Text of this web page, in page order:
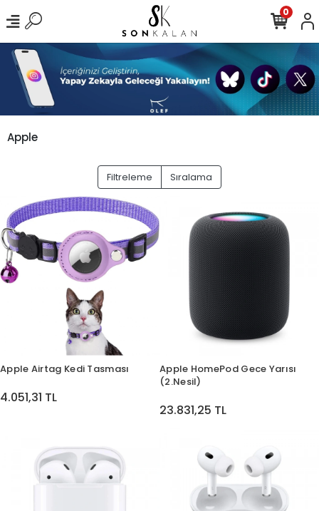
0
Apple
Filtreleme Sıralama
Apple Airtag Kedi Tasması
4.051,31 TL
Apple HomePod Gece Yarısı
(2.Nesil)
23.831,25 TL